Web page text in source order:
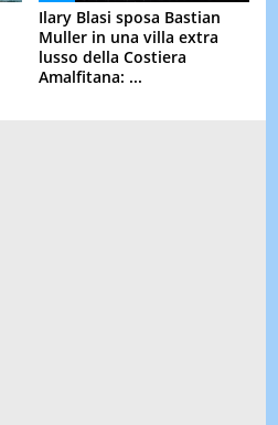
Ilary Blasi sposa Bastian
Muller in una villa extra
lusso della Costiera
Amalfitana: ...